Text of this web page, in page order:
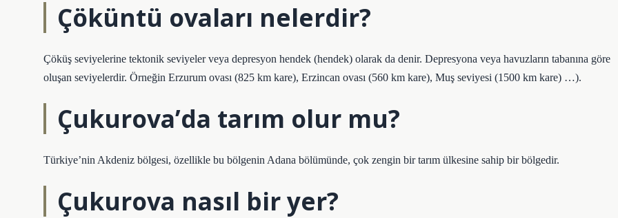
Çöküntü ovaları nelerdir?
Çöküş seviyelerine tektonik seviyeler veya depresyon hendek (hendek) olarak da denir. Depresyona veya havuzların tabanına göre
oluşan seviyelerdir. Örneğin Erzurum ovası (825 km kare), Erzincan ovası (560 km kare), Muş seviyesi (1500 km kare) …).
Çukurova’da tarım olur mu?
Türkiye’nin Akdeniz bölgesi, özellikle bu bölgenin Adana bölümünde, çok zengin bir tarım ülkesine sahip bir bölgedir.
Çukurova nasıl bir yer?